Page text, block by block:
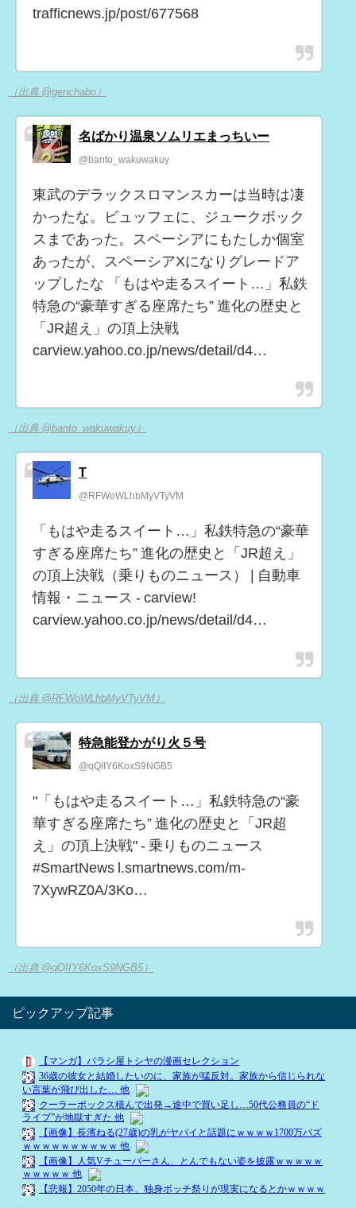
trafficnews.jp/post/677568
（出典 @genchabo）
名ばかり温泉ソムリエまっちいー
@banto_wakuwakuy
東武のデラックスロマンスカーは当時は凄
かったな。ビュッフェに、ジュークボック
スまであった。スペーシアにもたしか個室
あったが、スペーシアXになりグレードア
ップしたな 「もはや走るスイート…」私鉄
特急の“豪華すぎる座席たち” 進化の歴史と
「JR超え」の頂上決戦
carview.yahoo.co.jp/news/detail/d4…
（出典 @banto_wakuwakuy）
T
@RFWoWLhbMyVTyVM
「もはや走るスイート…」私鉄特急の“豪華
すぎる座席たち” 進化の歴史と「JR超え」
の頂上決戦（乗りものニュース） | 自動車
情報・ニュース - carview!
carview.yahoo.co.jp/news/detail/d4…
（出典 @RFWoWLhbMyVTyVM）
特急能登かがり火５号
@qQIIY6KoxS9NGB5
"「もはや走るスイート…」私鉄特急の“豪
華すぎる座席たち” 進化の歴史と「JR超
え」の頂上決戦" - 乗りものニュース
#SmartNews l.smartnews.com/m-
7XywRZ0A/3Ko…
（出典 @qQIIY6KoxS9NGB5）
ピックアップ記事